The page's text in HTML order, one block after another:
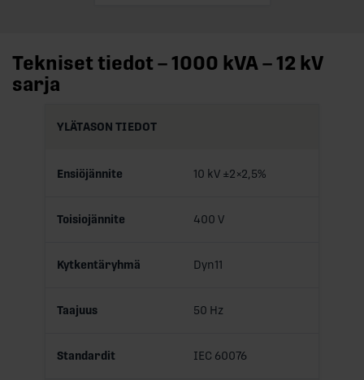
Tekniset tiedot – 1000 kVA – 12 kV
sarja
YLÄTASON TIEDOT
Ensiöjännite 10 kV ±2×2,5%
Toisiojännite 400 V
Kytkentäryhmä Dyn11
Taajuus 50 Hz
Standardit IEC 60076